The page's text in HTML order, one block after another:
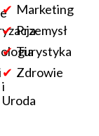
Marketing
Przemysł
Turystyka
Zdrowie
i
Uroda